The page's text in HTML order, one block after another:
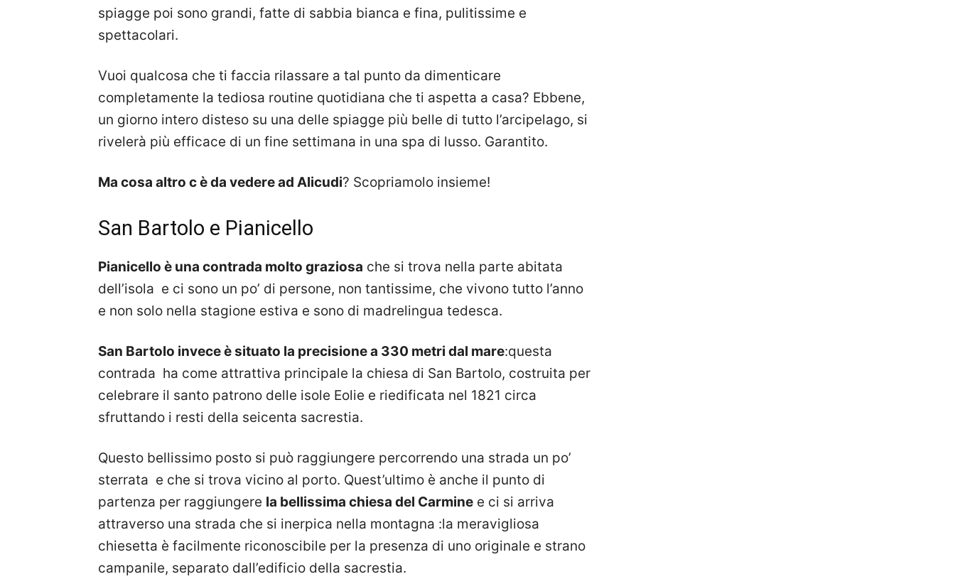
spiagge poi sono grandi, fatte di sabbia bianca e fina, pulitissime e
spettacolari.
Vuoi qualcosa che ti faccia rilassare a tal punto da dimenticare
completamente la tediosa routine quotidiana che ti aspetta a casa? Ebbene,
un giorno intero disteso su una delle spiagge più belle di tutto l’arcipelago, si
rivelerà più efficace di un fine settimana in una spa di lusso. Garantito.
Ma cosa altro c è da vedere ad Alicudi? Scopriamolo insieme!
San Bartolo e Pianicello
Pianicello è una contrada molto graziosa che si trova nella parte abitata
dell’isola e ci sono un po’ di persone, non tantissime, che vivono tutto l’anno
e non solo nella stagione estiva e sono di madrelingua tedesca.
San Bartolo invece è situato la precisione a 330 metri dal mare:questa
contrada ha come attrattiva principale la chiesa di San Bartolo, costruita per
celebrare il santo patrono delle isole Eolie e riedificata nel 1821 circa
sfruttando i resti della seicenta sacrestia.
Questo bellissimo posto si può raggiungere percorrendo una strada un po’
sterrata e che si trova vicino al porto. Quest’ultimo è anche il punto di
partenza per raggiungere la bellissima chiesa del Carmine e ci si arriva
attraverso una strada che si inerpica nella montagna :la meravigliosa
chiesetta è facilmente riconoscibile per la presenza di uno originale e strano
campanile, separato dall’edificio della sacrestia.